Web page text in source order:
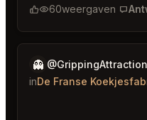
60weergaven
👻
in